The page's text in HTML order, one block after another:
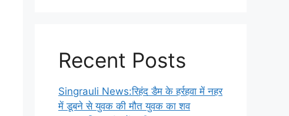
Recent Posts
Singrauli News:रिहंद डैम के हर्रहवा में नहर
में डूबने से युवक की मौत युवक का शव